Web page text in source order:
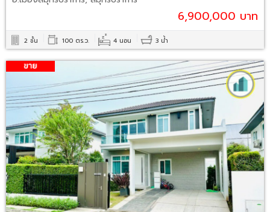
6,900,000 บาท
2 ชั้น 100 ตร.ว. 4 นอน 3 น้ำ